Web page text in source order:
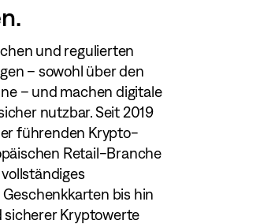
und regulierten
– sowohl über den
– und machen digitale
nutzbar. Seit 2019
führenden Krypto-
Retail-Branche
bis hin
sicherer Kryptowerte